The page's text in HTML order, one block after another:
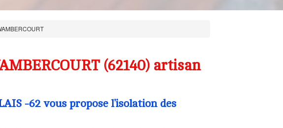
(62140) artisan
-62 vous propose l’isolation des